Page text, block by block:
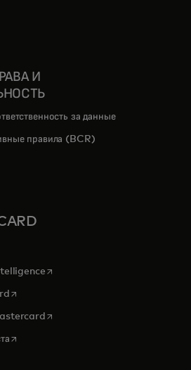
in a new tab
И
за данные
правила (BCR)
new tab
opens in a new tab
opens in a new tab
opens in a new tab
opens in a new tab